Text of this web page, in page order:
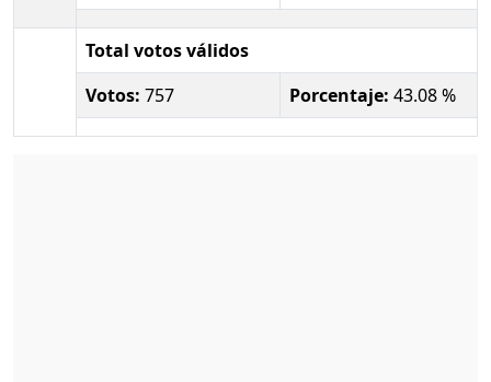
Total votos válidos
Votos: 757 Porcentaje: 43.08 %